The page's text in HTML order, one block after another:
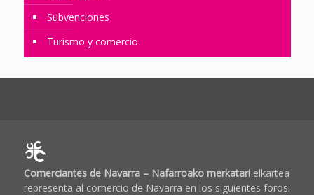
Subvenciones
Turismo y comercio
Comerciantes de Navarra – Nafarroako merkatarielkartea
representa al comercio de Navarra en los siguientes foros: